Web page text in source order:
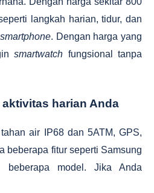
langkah harian, tidur, dan
smartphone. Dengan harga yang
smartwatch fungsional tanpa
harian Anda
air IP68 dan 5ATM, GPS,
beberapa fitur seperti Samsung
model. Jika Anda